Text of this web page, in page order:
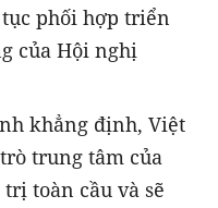
phối hợp triển
của Hội nghị
khẳng định, Việt
trung tâm của
toàn cầu và sẽ